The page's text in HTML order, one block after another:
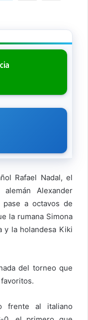
Rafael Nadal, el
Alexander
a octavos de
la rumana Simona
y la holandesa Kiki
del torneo que
frente al italiano